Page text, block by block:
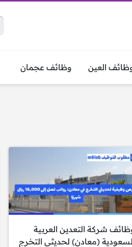
العين وظائف عجمان
شركة التعدين العربية
(معادن) لحديثي التخرج